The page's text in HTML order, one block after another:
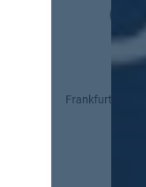
Frankfurt